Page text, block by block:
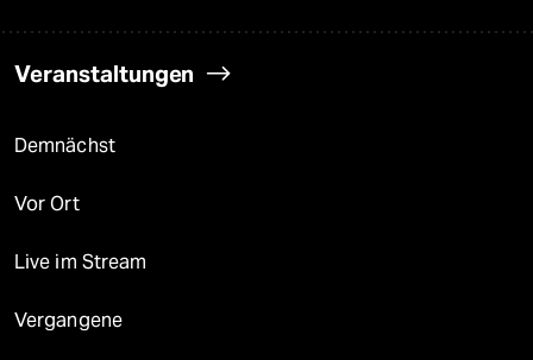
Veranstaltungen
Demnächst
Vor Ort
Live im Stream
Vergangene